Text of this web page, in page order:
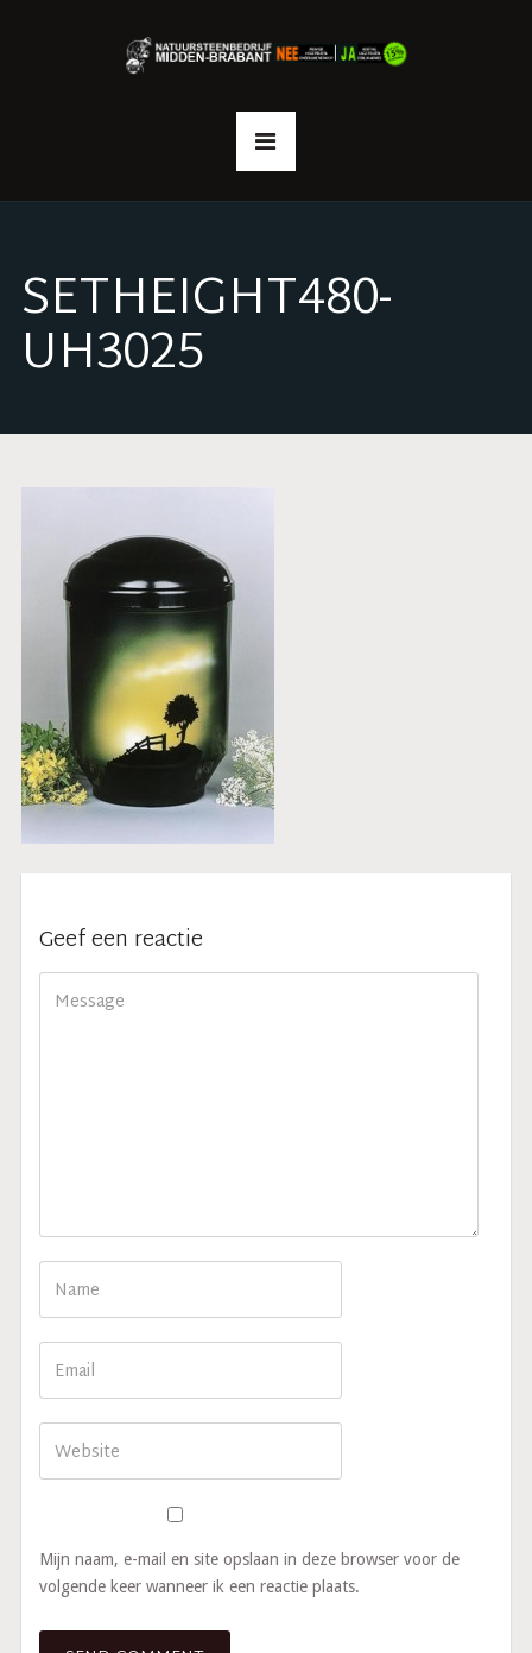
SETHEIGHT480-
UH3025
Geef een reactie
Mijn naam, e-mail en site opslaan in deze browser voor de
volgende keer wanneer ik een reactie plaats.